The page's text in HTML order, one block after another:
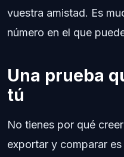
vuestra amistad. Es
número en el que
Una prueba
tú
No tienes por qué
exportar y comparar